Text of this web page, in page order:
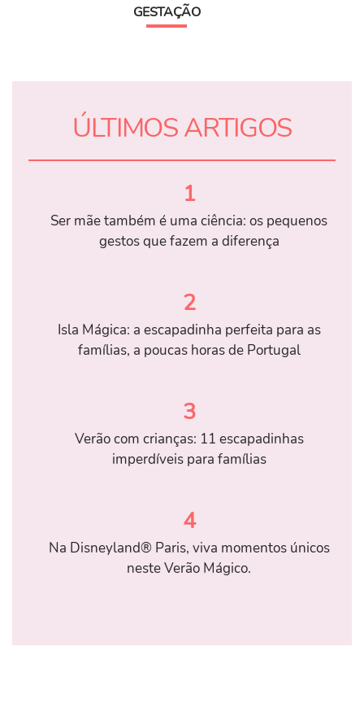
GESTAÇÃO
ÚLTIMOS ARTIGOS
1
Ser mãe também é uma ciência: os pequenos
gestos que fazem a diferença
2
Isla Mágica: a escapadinha perfeita para as
famílias, a poucas horas de Portugal
3
Verão com crianças: 11 escapadinhas
imperdíveis para famílias
4
Na Disneyland® Paris, viva momentos únicos
neste Verão Mágico.